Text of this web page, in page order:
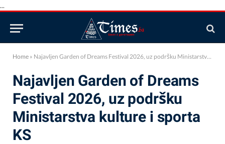
...
Home » Najavljen Garden of Dreams Festival 2026, uz podršku Ministarstva kulture i sporta KS
Najavljen Garden of Dreams
Festival 2026, uz podršku
Ministarstva kulture i sporta
KS